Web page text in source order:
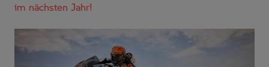
im nächsten Jahr!